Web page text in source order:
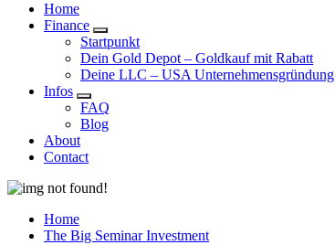
Home
Finance
Startpunkt
Dein Gold Depot – Goldkauf mit Rabatt
Deine LLC – USA Unternehmensgründung
Infos
FAQ
Blog
About
Contact
Home
The Big Seminar Investment